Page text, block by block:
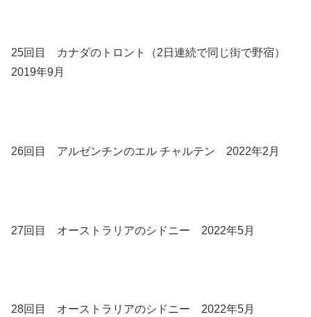
25回目 カナダのトロント（2日連続で同じ街で野宿）
2019年9月
26回目 アルゼンチンのエル チャルテン 2022年2月
27回目 オーストラリアのシドニー 2022年5月
28回目 オーストラリアのシドニー 2022年5月